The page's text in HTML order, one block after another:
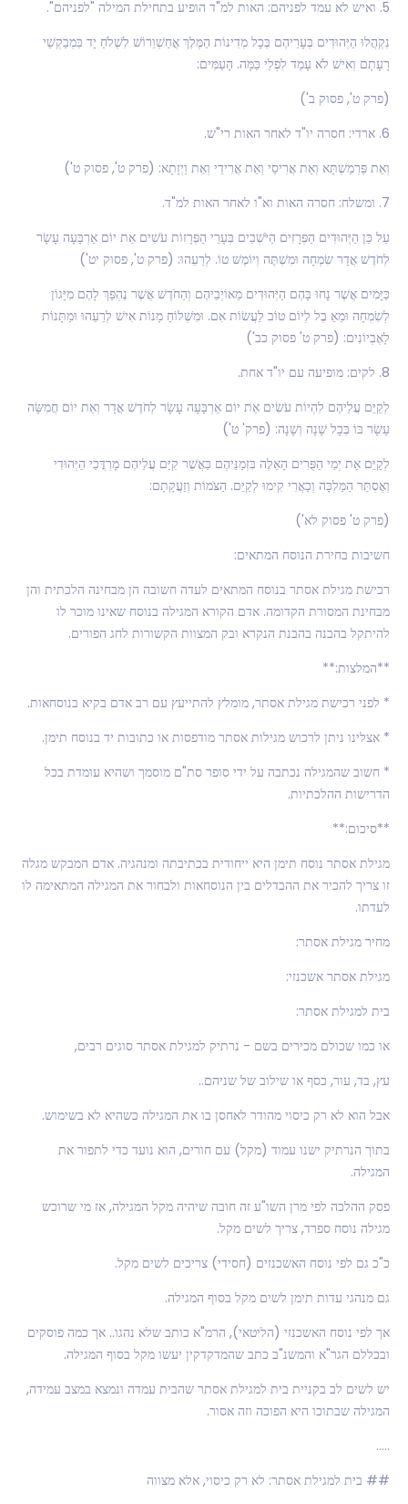
5. ואיש לא עמד לפניהם: האות למ"ד הופיע בתחילת המילה "לפניהם".
נִקְהֲלוּ הַיְּהוּדִים בְּעָרֵיהֶם בְּכָל מְדִינוֹת הַמֶּלֶךְ אֳחַשְׁוֵרוֹשׁ לִשְׁלֹחַ יָד בִּמְבַקְשֵׁי
רָעָתָם וְאִישׁ לֹא עָמַד לִפְלֵי כַּמָּה. הָעַמִּים:
(פרק ט', פסוק ב')
6. ארדי: חסרה יו"ד לאחר האות רי"ש.
וְאֵת פַּרְמַשְׁתָּא וְאֵת אֲרִיסַי וְאֵת אֲרִידַי וְאֵת וַיְזָתָא: (פרק ט', פסוק ט')
7. ומשלח: חסרה האות וא"ו לאחר האות למ"ד.
עַל כֵּן הַיְּהוּדִים הַפְּרָזִים הַיֹּשְׁבִים בְּעָרֵי הַפְּרָזוֹת עֹשִׁים אֵת יוֹם אַרְבָּעָה עָשָׂר
לְחֹדֶשׁ אֲדָר שִׂמְחָה וּמִשְׁתֶּה וְיוֹמֶשׁ טוֹ. לְרֵעֵהוּ: (פרק ט', פסוק יט')
כַּיָּמִים אֲשֶׁר נָחוּ בָּהֶם הַיְּהוּדִים מֵאוֹיְבֵיהֶם וְהַחֹדֶשׁ אֲשֶׁר נֶהְפַּךְ לָהֶם מִיָּגוֹן
לְשִׂמְחָה וּמֵאֵ בֶל לְיוֹם טוֹב לַעֲשׂוֹת אִם. וּמִשְׁלוֹחַ מָנוֹת אִישׁ לְרֵעֵהוּ וּמַתָּנוֹת
לָאֶבְיוֹנִים: (פרק ט' פסוק כב')
8. לקים: מופיעה עם יו"ד אחת.
לְקַיֵּם עֲלֵיהֶם לִהְיוֹת עֹשִׂים אֵת יוֹם אַרְבָּעָה עָשָׂר לְחֹדֶשׁ אֲדָר וְאֵת יוֹם חֲמִשָּׂה
עָשָׂר בּוֹ בְּכָל שָׁנָה וְשָׁנָה: (פרק' ט')
לְקַיֵּם אֵת יְמֵי הַפֻּרִים הָאֵלֶּה בִּזְמַנֵּיהֶם כַּאֲשֶׁר קִיַּם עֲלֵיהֶם מָרְדֳּכַי הַיְּהוּדִי
וְאֶסְתֵּר הַמַּלְכָּה וְכַאֲרִי קִימוּ לְקַיֵּם. הַצֹּמוֹת וְזַעֲקָתָם:
(פרק ט' פסוק לא')
חשיבות בחירת הנוסח המתאים:
רכישת מגילת אסתר בנוסח המתאים לעדה חשובה הן מבחינה הלכתית והן
מבחינת המסורת הקדומה. אדם הקורא המגילה בנוסח שאינו מוכר לו
להיתקל בהבנה בהבנת הנקרא ובק המצוות הקשורות לחג הפורים.
**המלצות:**
* לפני רכישת מגילת אסתר, מומלץ להתייעץ עם רב אדם בקיא בנוסחאות.
* אצלינו ניתן לרכוש מגילות אסתר מודפסות או כתובות יד בנוסח תימן.
* חשוב שהמגילה נכתבה על ידי סופר סת"ם מוסמך ושהיא עומדת בכל
הדרישות ההלכתיות.
**סיכום:**
מגילת אסתר נוסח תימן היא ייחודית בכתיבתה ומנהגיה. אדם המבקש מגלה
זו צריך להכיר את ההבדלים בין הנוסחאות ולבחור את המגילה המתאימה לו
לעדתו.
מחיר מגילת אסתר:
מגילת אסתר אשכנזי:
בית למגילת אסתר:
או כמו שכולם מכירים בשם - נרתיק למגילת אסתר סוגים רבים,
עץ, בד, עור, כסף או שילוב של שניהם..
אבל הוא לא רק כיסוי מהודר לאחסן בו את המגילה כשהיא לא בשימוש.
בתוך הנרתיק ישנו עמוד (מקל) עם חורים, הוא נועד כדי לתפור את
המגילה.
פסק ההלכה לפי מרן השו"ע זה חובה שיהיה מקל המגילה, אז מי שרוכש
מגילה נוסח ספרד, צריך לשים מקל.
כ"כ גם לפי נוסח האשכנזים (חסידי) צריכים לשים מקל.
גם מנהגי עדות תימן לשים מקל בסוף המגילה.
אך לפי נוסח האשכנזי (הליטאי), הרמ"א כותב שלא נהגו.. אך כמה פוסקים
ובכללם הגר"א והמשנ"ב כתב שהמדקדקין יעשו מקל בסוף המגילה.
יש לשים לב בקניית בית למגילת אסתר שהבית עמדה ונמצא במצב עמידה,
המגילה שבתוכו היא הפוכה וזה אסור.
…..
## בית למגילת אסתר: לא רק כיסוי, אלא מצווה